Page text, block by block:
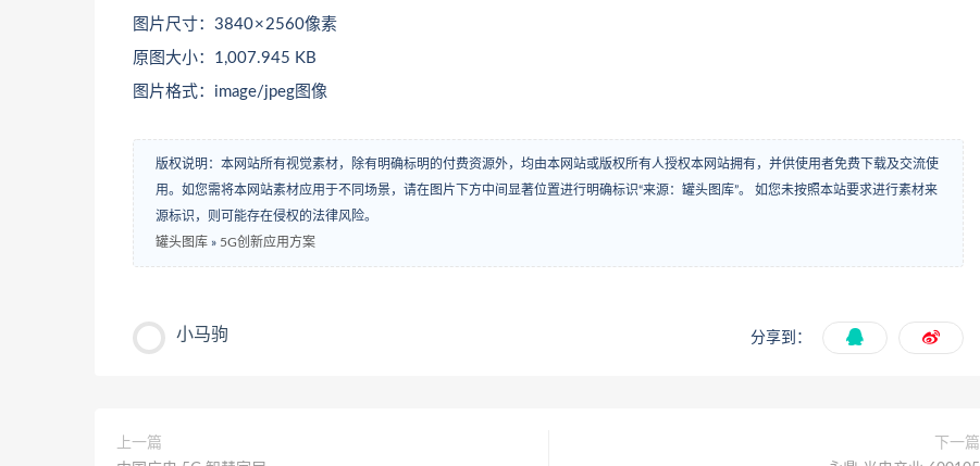
图片尺寸：3840 × 2560像素
原图大小：1,007.945 KB
图片格式：image/jpeg图像
版权说明：本网站所有视觉素材，除有明确标明的付费资源外，均由本网站或版权所有人授权本网站拥有，并供使用者免费下载及交流使
用。如您需将本网站素材应用于不同场景，请在图片下方中间显著位置进行明确标识“来源：罐头图库”。 如您未按照本站要求进行素材来
源标识，则可能存在侵权的法律风险。
罐头图库 » 5G创新应用方案
小马驹 分享到：
上一篇
下一篇